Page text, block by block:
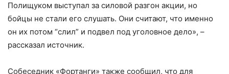
Полищуком выступал за силовой разгон акции, но
бойцы не стали его слушать. Они считают, что именно
он их потом “слил” и подвел под уголовное дело», –
рассказал источник.
Собеседник «Фортанги» также сообщил, что для